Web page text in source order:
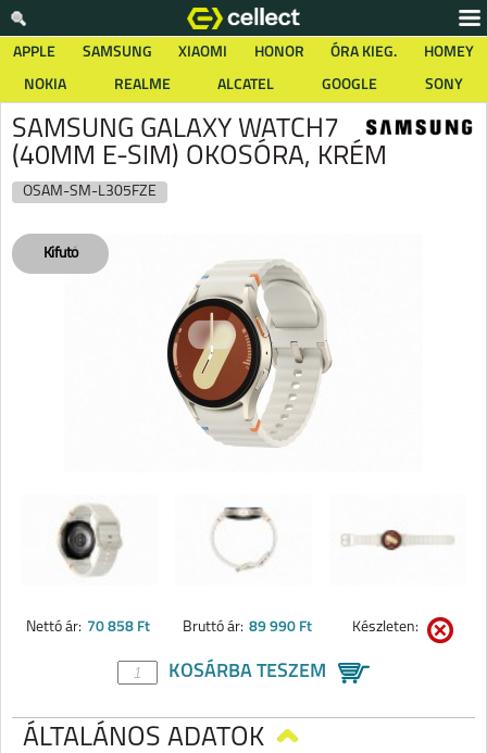
APPLE SAMSUNG XIAOMI HONOR ÓRA KIEG.
HOMEY
NOKIA
REALME ALCATEL GOOGLE SONY
SAMSUNG GALAXY WATCH7
(40MM E-SIM) OKOSÓRA, KRÉM
OSAM-SM-L305FZE
Nettó ár: 70 858 Ft Bruttó ár: 89 990 Ft Készleten:
KOSÁRBA TESZEM
ÁLTALÁNOS ADATOK